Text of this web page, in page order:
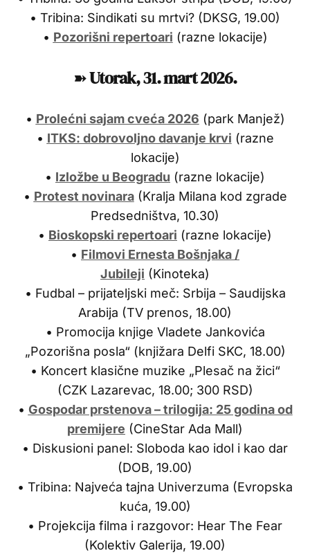
• Tribina: Sindikati su mrtvi? (DKSG, 19.00)
• Pozorišni repertoari (razne lokacije)
➽Utorak, 31. mart 2026.
• Prolećni sajam cveća 2026 (park Manjež)
• ITKS: dobrovoljno davanje krvi (razne
lokacije)
• Izložbe u Beogradu (razne lokacije)
• Protest novinara(Kralja Milana kod zgrade
Predsedništva, 10.30)
• Bioskopski repertoari (razne lokacije)
• Filmovi Ernesta Bošnjaka /
Jubileji (Kinoteka)
• Fudbal – prijateljski meč: Srbija – Saudijska
Arabija (TV prenos, 18.00)
• Promocija knjige Vladete Jankovića
„Pozorišna posla“ (knjižara Delfi SKC, 18.00)
• Koncert klasične muzike „Plesač na žici“
(CZK Lazarevac, 18.00; 300 RSD)
• Gospodar prstenova – trilogija: 25 godina od
premijere (CineStar Ada Mall)
• Diskusioni panel: Sloboda kao idol i kao dar
(DOB, 19.00)
• Tribina: Najveća tajna Univerzuma (Evropska
kuća, 19.00)
• Projekcija filma i razgovor: Hear The Fear
(Kolektiv Galerija, 19.00)